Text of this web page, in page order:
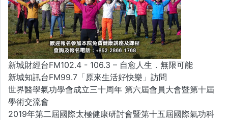
新城財經台FM102.4 - 106.3 – 自愈人生．無限可能
新城知訊台FM99.7「原來生活好快樂」訪問
世界醫學氣功學會成立三十周年 第六屆會員大會暨第十屆
學術交流會
2019年第二屆國際太極健康研討會暨第十五屆國際氣功科